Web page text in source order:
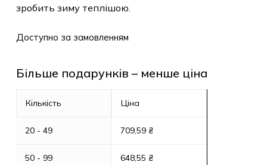
зробить зиму теплішою.
Доступно за замовленням
Більше подарунків – менше ціна
Кількість
20 - 49
50 - 99
Ціна
709,59 ₴
648,55 ₴